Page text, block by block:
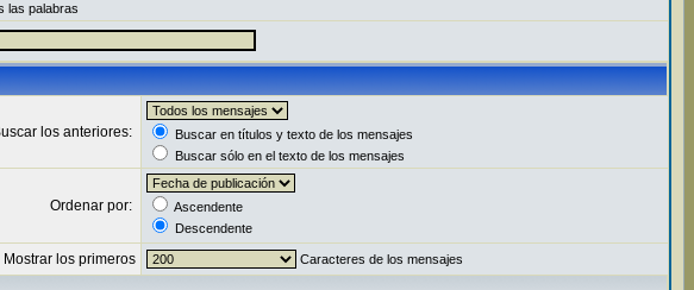
las palabras
los anteriores:
Buscar en títulos y texto de los mensajes
Buscar sólo en el texto de los mensajes
Ordenar por:
Ascendente
Descendente
Mostrar los primeros Caracteres de los mensajes